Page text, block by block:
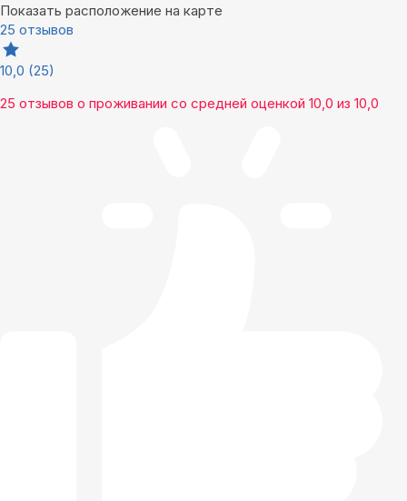
Показать расположение на карте
25 отзывов
10,0 (25)
25 отзывов о проживании со средней оценкой 10,0 из 10,0